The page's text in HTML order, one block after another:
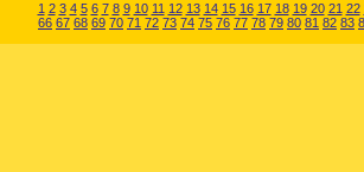
1 2 3 4 5 6 7 8 9 10 11 12 13 14 15 16 17 18 19 20 21 22
66 67 68 69 70 71 72 73 74 75 76 77 78 79 80 81 82 83